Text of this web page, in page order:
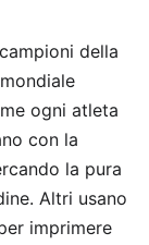
della
ogni atleta
con la
la pura
Altri usano
imprimere